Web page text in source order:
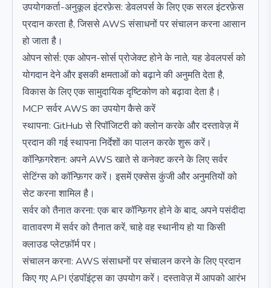
उपयोगकर्ता-अनुकूल इंटरफ़ेस: डेवलपर्स के लिए एक सरल इंटरफ़ेस
प्रदान करता है, जिससे AWS संसाधनों पर संचालन करना आसान
हो जाता है।
ओपन सोर्स: एक ओपन-सोर्स प्रोजेक्ट होने के नाते, यह डेवलपर्स को
योगदान देने और इसकी क्षमताओं को बढ़ाने की अनुमति देता है,
विकास के लिए एक सामुदायिक दृष्टिकोण को बढ़ावा देता है।
MCP सर्वर AWS का उपयोग कैसे करें
स्थापना: GitHub से रिपॉजिटरी को क्लोन करके और दस्तावेज़ में
प्रदान की गई स्थापना निर्देशों का पालन करके शुरू करें।
कॉन्फ़िगरेशन: अपने AWS खाते से कनेक्ट करने के लिए सर्वर
सेटिंग्स को कॉन्फ़िगर करें। इसमें एक्सेस कुंजी और अनुमतियों को
सेट करना शामिल है।
सर्वर को तैनात करना: एक बार कॉन्फ़िगर होने के बाद, अपने पसंदीदा
वातावरण में सर्वर को तैनात करें, चाहे वह स्थानीय हो या किसी
क्लाउड प्लेटफ़ॉर्म पर।
संचालन करना: AWS संसाधनों पर संचालन करने के लिए प्रदान
किए गए API एंडपॉइंट्स का उपयोग करें। दस्तावेज़ में आपको आरंभ